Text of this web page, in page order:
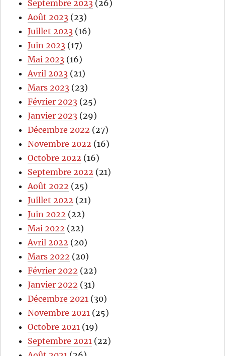
Septembre 2023 (26)
Août 2023 (23)
Juillet 2023 (16)
Juin 2023 (17)
Mai 2023 (16)
Avril 2023 (21)
Mars 2023 (23)
Février 2023 (25)
Janvier 2023 (29)
Décembre 2022 (27)
Novembre 2022 (16)
Octobre 2022 (16)
Septembre 2022 (21)
Août 2022 (25)
Juillet 2022 (21)
Juin 2022 (22)
Mai 2022 (22)
Avril 2022 (20)
Mars 2022 (20)
Février 2022 (22)
Janvier 2022 (31)
Décembre 2021 (30)
Novembre 2021 (25)
Octobre 2021 (19)
Septembre 2021 (22)